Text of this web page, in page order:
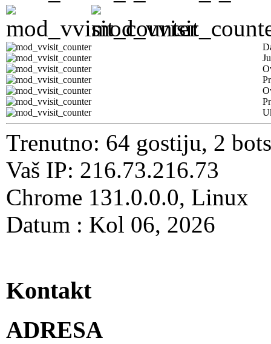
Trenutno: 64 gostiju, 2
Vaš IP: 216.73.216.73
Chrome 131.0.0.0, Linux
Datum : Kol 06, 2026
Kontakt
ADRESA